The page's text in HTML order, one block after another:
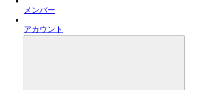
メンバー
アカウント